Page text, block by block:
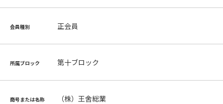
会員種別 正会員
所属ブロック 第十ブロック
商号または名称 （株）王舍総業